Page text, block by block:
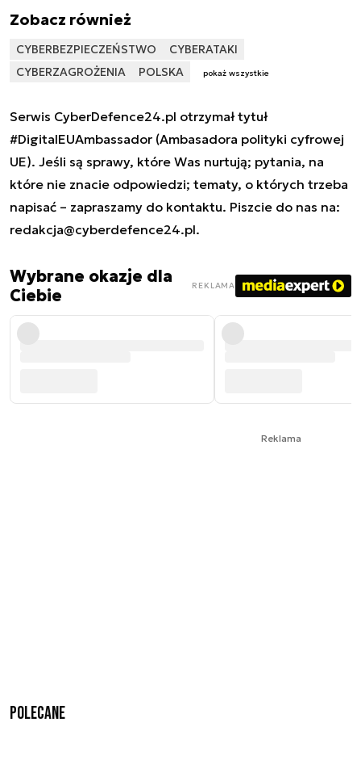
Zobacz również
CYBERBEZPIECZEŃSTWO
CYBERATAKI
CYBERZAGROŻENIA
POLSKA pokaż wszystkie
Serwis CyberDefence24.pl otrzymał tytuł
#DigitalEUAmbassador (Ambasadora polityki cyfrowej
UE). Jeśli są sprawy, które Was nurtują; pytania, na
które nie znacie odpowiedzi; tematy, o których trzeba
napisać – zapraszamy do kontaktu. Piszcie do nas na:
redakcja@cyberdefence24.pl.
Wybrane okazje dla
Ciebie
REKLAMA
Reklama
Polecane